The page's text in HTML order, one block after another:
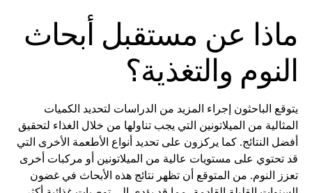
ماذا عن مستقبل أبحاث
النوم والتغذية؟
يتوقع الباحثون إجراء المزيد من الدراسات لتحديد الكميات
المثالية من الميلاتونين التي يجب تناولها من خلال الغذاء لتحقيق
أفضل النتائج. كما يركزون على تحديد أنواع الأطعمة الأخرى التي
قد تحتوي على مستويات عالية من الميلاتونين أو مركبات أخرى
تعزز النوم. من المتوقع أن تظهر نتائج هذه الأبحاث في غضون